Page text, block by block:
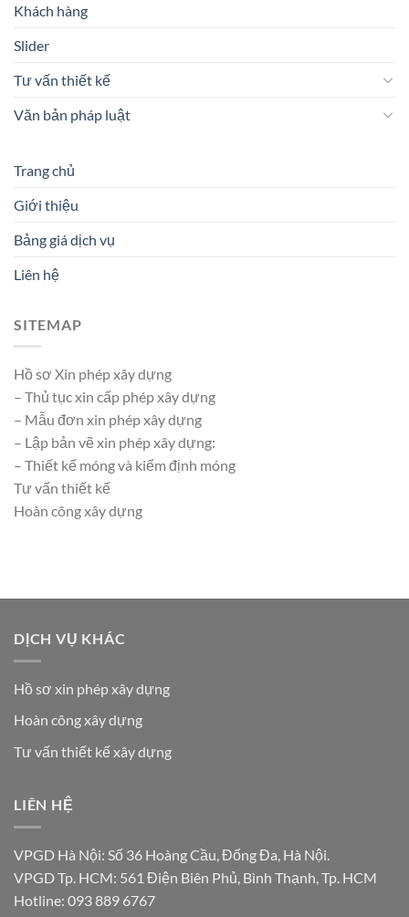
Khách hàng
Slider
Tư vấn thiết kế
Văn bản pháp luật
Trang chủ
Giới thiệu
Bảng giá dịch vụ
Liên hệ
SITEMAP
Hồ sơ Xin phép xây dựng
– Thủ tục xin cấp phép xây dựng
– Mẫu đơn xin phép xây dựng
– Lập bản vẽ xin phép xây dựng:
– Thiết kế móng và kiểm định móng
Tư vấn thiết kế
Hoàn công xây dựng
DỊCH VỤ KHÁC
Hồ sơ xin phép xây dựng
Hoàn công xây dựng
Tư vấn thiết kế xây dựng
LIÊN HỆ
VPGD Hà Nội: Số 36 Hoàng Cầu, Đống Đa, Hà Nội.
VPGD Tp. HCM: 561 Điện Biên Phủ, Bình Thạnh, Tp. HCM
Hotline: 093 889 6767